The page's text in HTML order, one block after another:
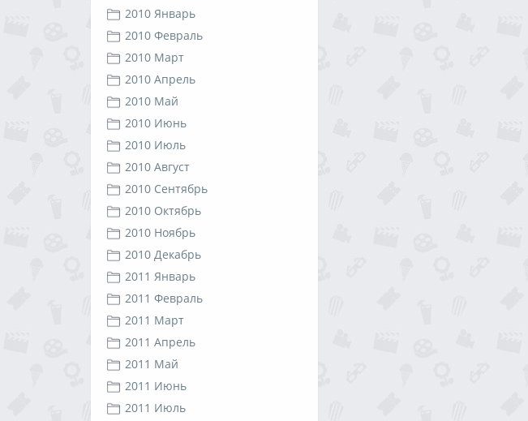
2010 Январь
2010 Февраль
2010 Март
2010 Апрель
2010 Май
2010 Июнь
2010 Июль
2010 Август
2010 Сентябрь
2010 Октябрь
2010 Ноябрь
2010 Декабрь
2011 Январь
2011 Февраль
2011 Март
2011 Апрель
2011 Май
2011 Июнь
2011 Июль